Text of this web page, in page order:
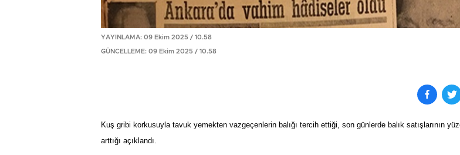
YAYINLAMA: 09 Ekim 2025 / 10.58
GÜNCELLEME: 09 Ekim 2025 / 10.58
Kuş gribi korkusuyla tavuk yemekten vazgeçenlerin balığı tercih ettiği, son günlerde balık satışlarının
arttığı açıklandı.